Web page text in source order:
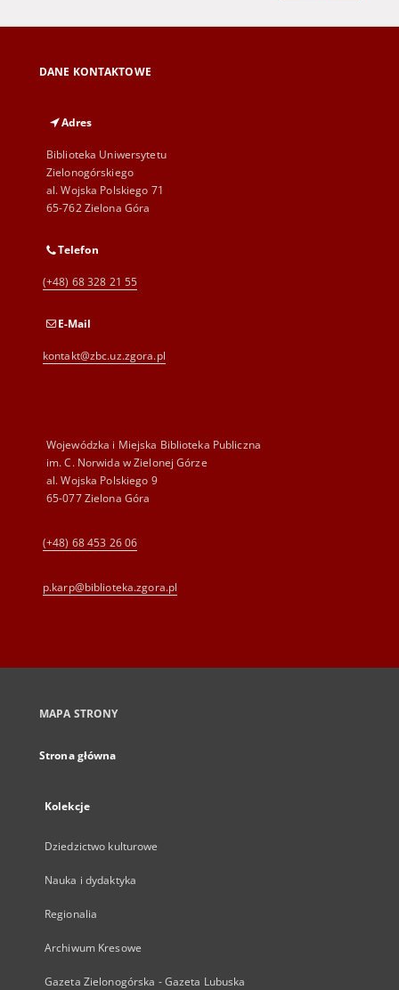
DANE KONTAKTOWE
Adres
Biblioteka Uniwersytetu
Zielonogórskiego
al. Wojska Polskiego 71
65-762 Zielona Góra
Telefon
(+48) 68 328 21 55
E-Mail
kontakt@zbc.uz.zgora.pl
Wojewódzka i Miejska Biblioteka Publiczna
im. C. Norwida w Zielonej Górze
al. Wojska Polskiego 9
65-077 Zielona Góra
(+48) 68 453 26 06
p.karp@biblioteka.zgora.pl
MAPA STRONY
Strona główna
Kolekcje
Dziedzictwo kulturowe
Nauka i dydaktyka
Regionalia
Archiwum Kresowe
Gazeta Zielonogórska - Gazeta Lubuska